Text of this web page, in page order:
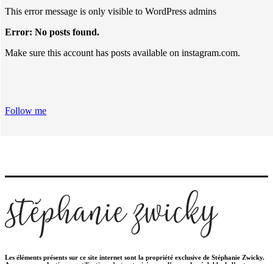
This error message is only visible to WordPress admins
Error: No posts found.
Make sure this account has posts available on instagram.com.
Follow me
Les éléments présents sur ce site internet sont la propriété exclusive de Stéphanie Zwicky.